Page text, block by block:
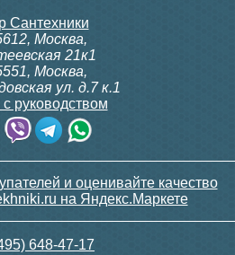
Сантехники
, Москва,
21к1
, Москва,
ул. д.7 к.1
руководством
648-47-17